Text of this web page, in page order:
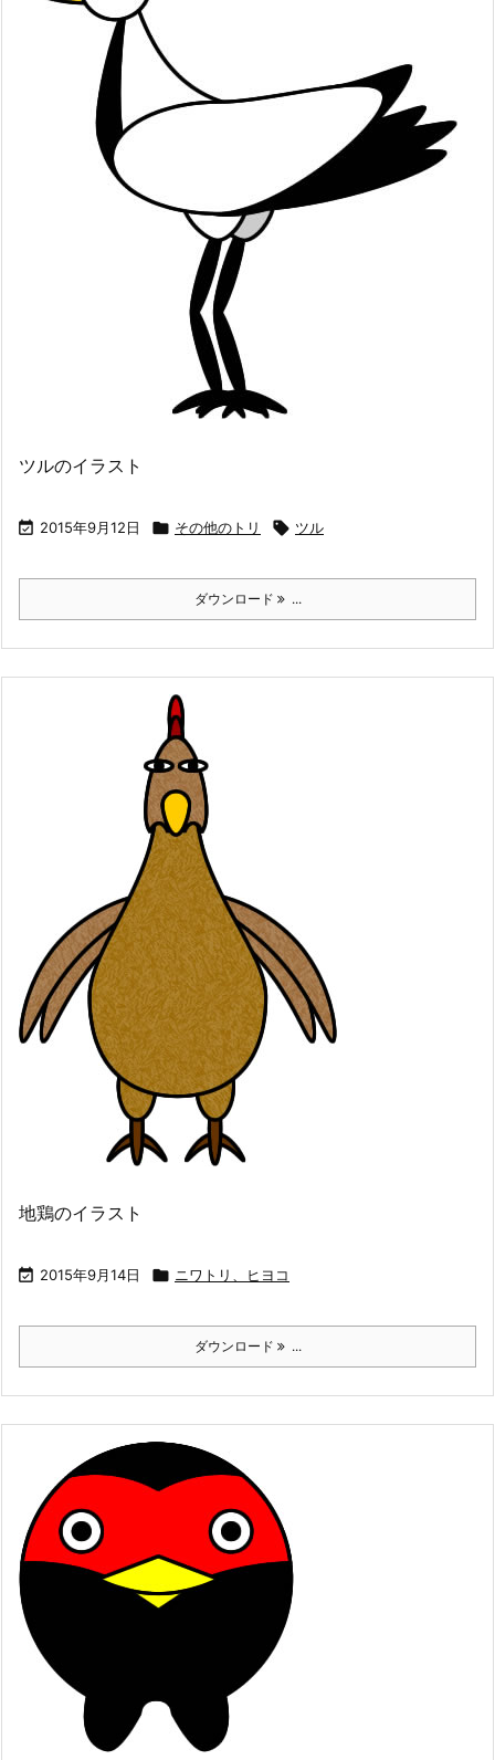
ツルのイラスト
 2015年9月12日  その他のトリ  ツル
ダウンロード ...
地鶏のイラスト
 2015年9月14日  ニワトリ、ヒヨコ
ダウンロード ...